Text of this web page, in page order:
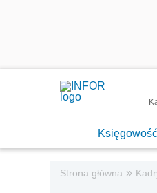
Księgowość
Strona główna »